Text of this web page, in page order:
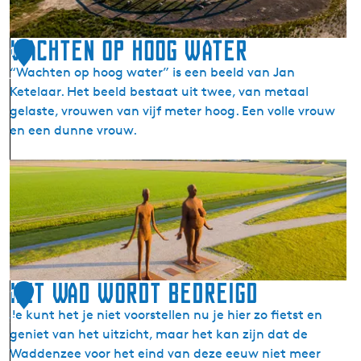
p
a
n
d
e
T
a
k
o
m
t
1
4
Wachten op hoog water
“Wachten op hoog water” is een beeld van Jan
Ketelaar. Het beeld bestaat uit twee, van metaal
gelaste, vrouwen van vijf meter hoog. Een volle vrouw
en een dunne vrouw.
W
a
c
h
t
e
n
o
p
h
1
5
Het Wad wordt bedreigd
Je kunt het je niet voorstellen nu je hier zo fietst en
geniet van het uitzicht, maar het kan zijn dat de
Waddenzee voor het eind van deze eeuw niet meer